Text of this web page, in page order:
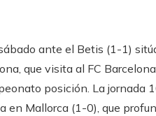
ante el Betis (1-1)
que visita al FC
posición. La jornada
en Mallorca (1-0), que